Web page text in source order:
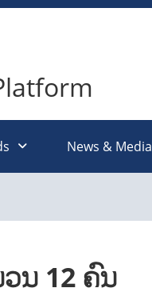
News & Media
ນ 12 ຄົນ